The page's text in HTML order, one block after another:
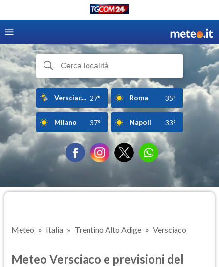
Versciac... 27° Roma 35°
Milano 37° Napoli 33°
Meteo Italia Trentino Alto Adige Versciaco
Meteo Versciaco e previsioni del